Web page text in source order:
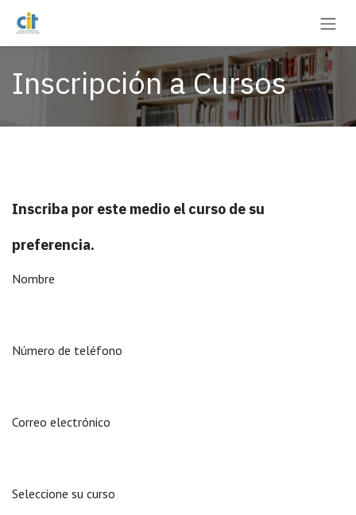
Ir al contenido
Inscripción a Cursos
Inscriba por este medio el curso de su
preferencia.
Nombre
Número de teléfono
Correo electrónico
Seleccione su curso